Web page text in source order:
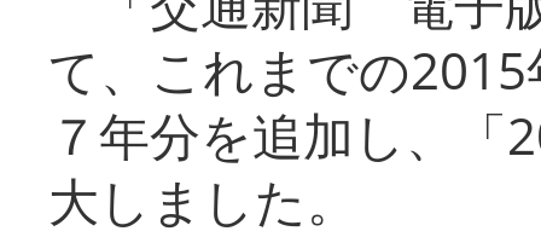
て、これまでの
７年分を追加し、「
大しまし